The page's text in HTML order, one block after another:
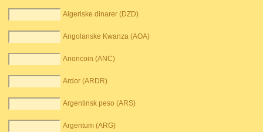
Algeriske dinarer (DZD)
Angolanske Kwanza (AOA)
Anoncoin (ANC)
Ardor (ARDR)
Argentinsk peso (ARS)
Argentum (ARG)